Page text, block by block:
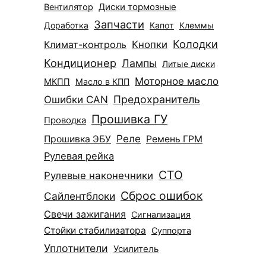
Вентилятор Диски тормозные
Доработка Запчасти Капот Клеммы
Климат-контроль Кнопки Колодки
Кондиционер Лампы Литые диски
МКПП Масло в КПП
Моторное масло
Ошибки CAN Предохранитель
Проводка Прошивка ГУ
Прошивка ЭБУ Реле Ремень ГРМ
Рулевая рейка
Рулевые наконечники СТО
Сайлентблоки Сброс ошибок
Свечи зажигания Сигнализация
Стойки стабилизатора Суппорта
Уплотнители Усилитель